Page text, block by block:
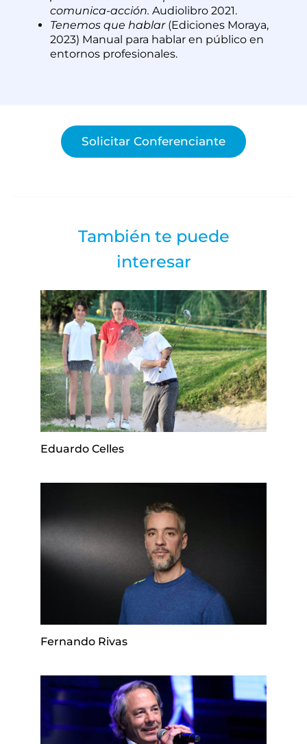
comunica-acción. Audiolibro 2021.
Tenemos que hablar (Ediciones Moraya,
2023) Manual para hablar en público en
entornos profesionales.
Solicitar Conferenciante
También te puede
interesar
Eduardo Celles
Fernando Rivas